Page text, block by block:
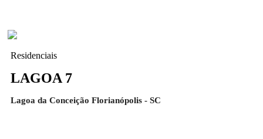
Residenciais
LAGOA 7
Lagoa da Conceição Florianópolis - SC